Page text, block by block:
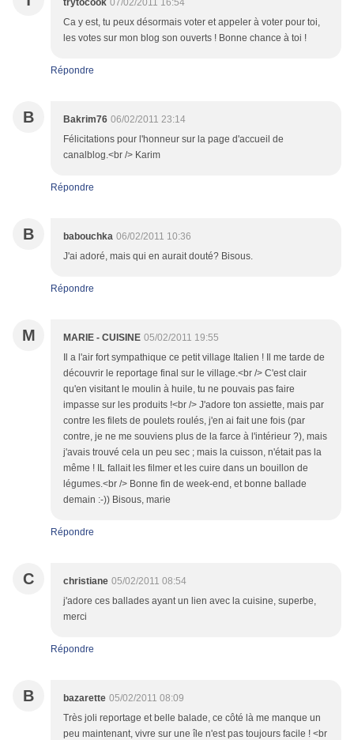
trytocook 07/02/2011 16:54
Ca y est, tu peux désormais voter et appeler à voter pour toi,
les votes sur mon blog son ouverts ! Bonne chance à toi !
Répondre
B Bakrim76 06/02/2011 23:14
Félicitations pour l'honneur sur la page d'accueil de
canalblog.<br /> Karim
Répondre
B babouchka 06/02/2011 10:36
J'ai adoré, mais qui en aurait douté? Bisous.
Répondre
M MARIE - CUISINE 05/02/2011 19:55
Il a l'air fort sympathique ce petit village Italien ! Il me tarde de
découvrir le reportage final sur le village.<br /> C'est clair
qu'en visitant le moulin à huile, tu ne pouvais pas faire
impasse sur les produits !<br /> J'adore ton assiette, mais par
contre les filets de poulets roulés, j'en ai fait une fois (par
contre, je ne me souviens plus de la farce à l'intérieur ?), mais
j'avais trouvé cela un peu sec ; mais la cuisson, n'était pas la
même ! IL fallait les filmer et les cuire dans un bouillon de
légumes.<br /> Bonne fin de week-end, et bonne ballade
demain :-)) Bisous, marie
Répondre
C christiane 05/02/2011 08:54
j'adore ces ballades ayant un lien avec la cuisine, superbe,
merci
Répondre
B bazarette 05/02/2011 08:09
Très joli reportage et belle balade, ce côté là me manque un
peu maintenant, vivre sur une île n'est pas toujours facile ! <br